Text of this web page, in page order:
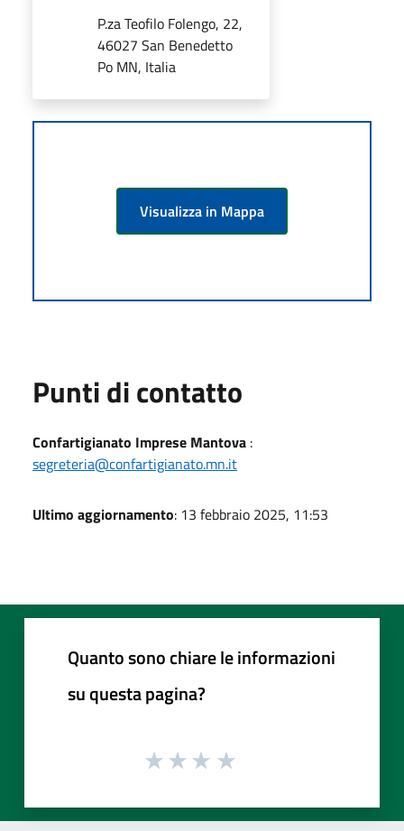
P.za Teofilo Folengo, 22,
46027 San Benedetto
Po MN, Italia
Visualizza in Mappa
Punti di contatto
Confartigianato Imprese Mantova :
segreteria@confartigianato.mn.it
Ultimo aggiornamento: 13 febbraio 2025, 11:53
Quanto sono chiare le informazioni
su questa pagina?